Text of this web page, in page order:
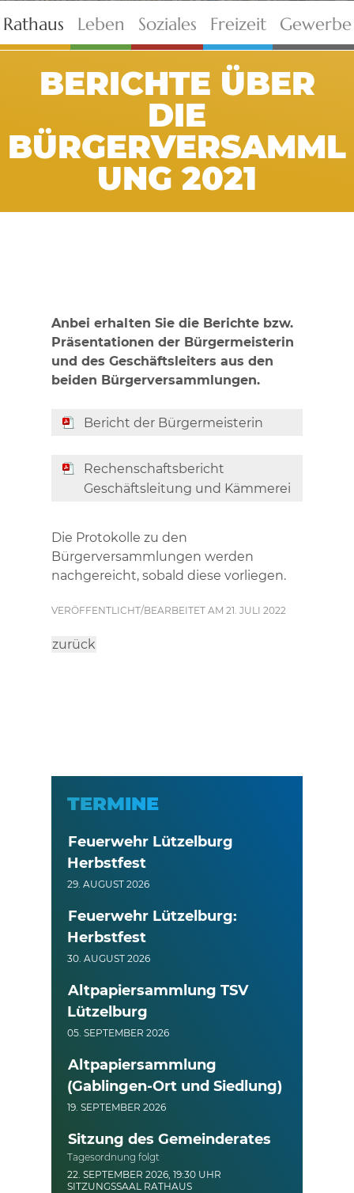
Rathaus Leben Soziales Freizeit Gewerbe
BERICHTE ÜBER
DIE
BÜRGERVERSAMML
UNG 2021
Anbei erhalten Sie die Berichte bzw.
Präsentationen der Bürgermeisterin
und des Geschäftsleiters aus den
beiden Bürgerversammlungen.
Bericht der Bürgermeisterin
Rechenschaftsbericht
Geschäftsleitung und Kämmerei
Die Protokolle zu den
Bürgerversammlungen werden
nachgereicht, sobald diese vorliegen.
VERÖFFENTLICHT/BEARBEITET AM 21. JULI 2022
zurück
TERMINE
Feuerwehr Lützelburg
Herbstfest
29. AUGUST 2026
Feuerwehr Lützelburg:
Herbstfest
30. AUGUST 2026
Altpapiersammlung TSV
Lützelburg
05. SEPTEMBER 2026
Altpapiersammlung
(Gablingen-Ort und Siedlung)
19. SEPTEMBER 2026
Sitzung des Gemeinderates
Tagesordnung folgt
22. SEPTEMBER 2026, 19:30 UHR
SITZUNGSSAAL RATHAUS